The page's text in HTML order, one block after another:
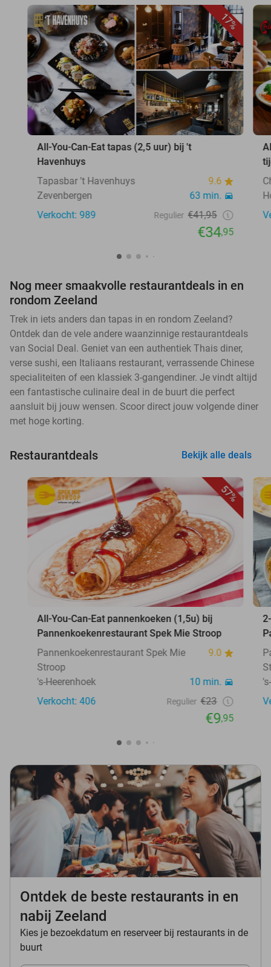
17%
All-You-Can-Eat tapas (2,5 uur) bij 't
Havenhuys
Tapasbar 't Havenhuys
9.6
Zevenbergen
63 min.
Verkocht: 989
Regulier €41,95
€34,95
Nog meer smaakvolle restaurantdeals in en
rondom Zeeland
Trek in iets anders dan tapas in en rondom Zeeland?
Ontdek dan de vele andere waanzinnige restaurantdeals
van Social Deal. Geniet van een authentiek Thais diner,
verse sushi, een Italiaans restaurant, verrassende Chinese
specialiteiten of een klassiek 3-gangendiner. Je vindt altijd
een fantastische culinaire deal in de buurt die perfect
aansluit bij jouw wensen. Scoor direct jouw volgende diner
met hoge korting.
Restaurantdeals Bekijk alle deals
57%
All-You-Can-Eat pannenkoeken (1,5u) bij
Pannenkoekenrestaurant Spek Mie Stroop
Pannenkoekenrestaurant Spek Mie
Stroop
9.0
's-Heerenhoek
10 min.
Verkocht: 406
Regulier €23
€9,95
Ontdek de beste restaurants in en
nabij Zeeland
Kies je bezoekdatum en reserveer bij restaurants in de
buurt